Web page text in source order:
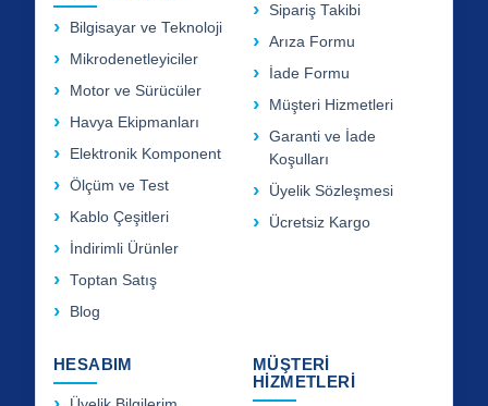
Bilgisayar ve Teknoloji
Mikrodenetleyiciler
Motor ve Sürücüler
Havya Ekipmanları
Elektronik Komponent
Ölçüm ve Test
Kablo Çeşitleri
İndirimli Ürünler
Toptan Satış
Blog
Sipariş Takibi
Arıza Formu
İade Formu
Müşteri Hizmetleri
Garanti ve İade
Koşulları
Üyelik Sözleşmesi
Ücretsiz Kargo
HESABIM
MÜŞTERİ
HİZMETLERİ